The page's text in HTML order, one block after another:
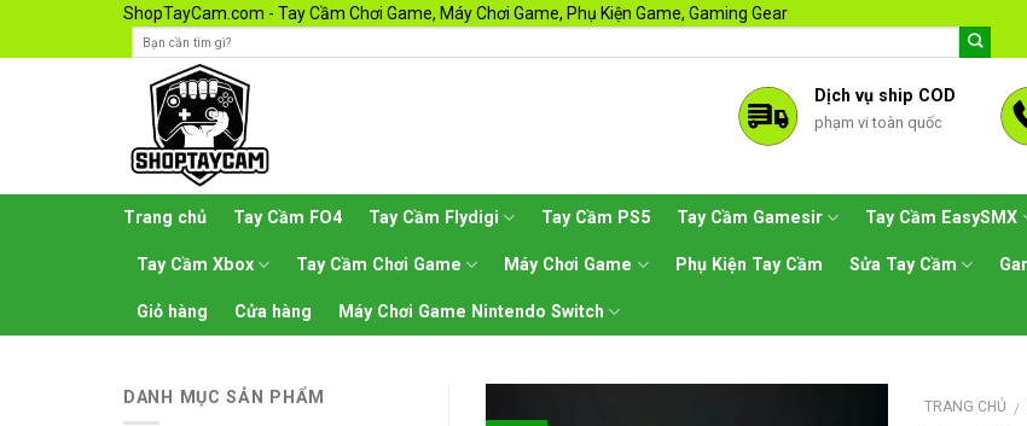
ShopTayCam.com - Tay Cầm Chơi Game, Máy Chơi Game, Phụ Kiện Game, Gaming Gear
Dịch vụ ship COD
phạm vi toàn quốc
Trang chủ Tay Cầm FO4 Tay Cầm Flydigi Tay Cầm PS5 Tay Cầm Gamesir Tay Cầm EasySMX
Tay Cầm Xbox Tay Cầm Chơi Game Máy Chơi Game Phụ Kiện Tay Cầm Sửa Tay Cầm
Giỏ hàng Cửa hàng Máy Chơi Game Nintendo Switch
TRANG CHỦ /
DANH MỤC SẢN PHẨM